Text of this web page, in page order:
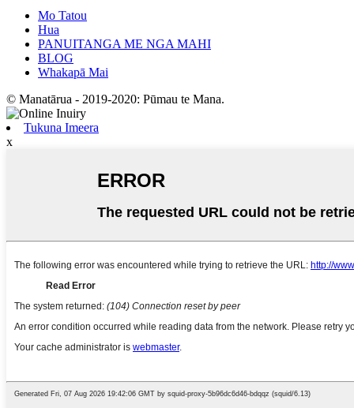
Mo Tatou
Hua
PANUITANGA ME NGA MAHI
BLOG
Whakapā Mai
© Manatārua - 2019-2020: Pūmau te Mana.
Tukuna Imeera
x